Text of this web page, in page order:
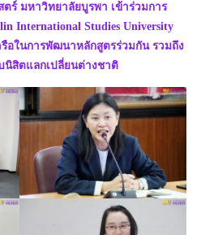
ร์ มหาวิทยาลัยบูรพา เข้าร่วมการ
International Studies University
อในการพัฒนาหลักสูตรร่วมกัน รวมถึง
นิสิตแลกเปลี่ยนต่างชาติ